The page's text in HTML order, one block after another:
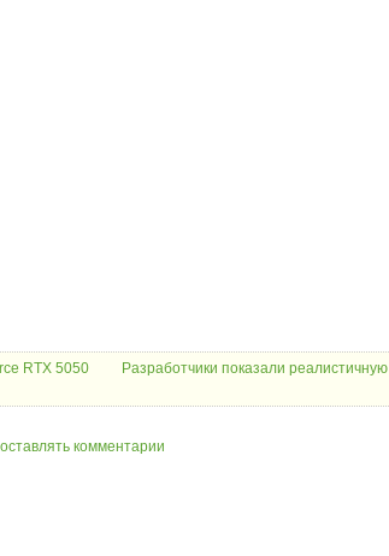
RTX 5050
Разработчики показали реалистичную
комментарии